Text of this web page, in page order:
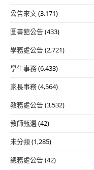
公告來文(3,171)
圖書館公告(433)
學務處公告(2,721)
學生事務(6,433)
家長事務(4,564)
教務處公告(3,532)
教師甄選(42)
未分類(1,285)
總務處公告(42)